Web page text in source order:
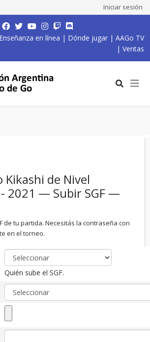
Iniciar sesión
Enseñanza en línea | Dónde jugar | AAGo TV
| Ventas
Kikashi de Nivel
2021 — Subir SGF —
de tu partida. Necesitás la contraseña con
en el torneo.
Quién sube el SGF.